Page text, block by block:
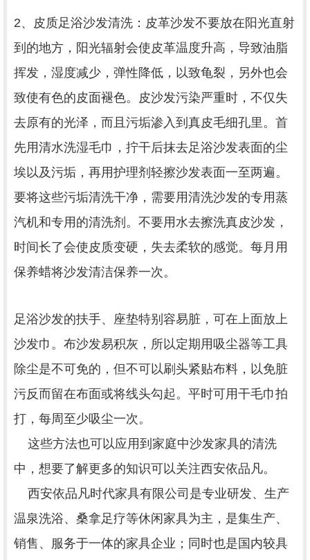
2、皮质足浴沙发清洗：皮革沙发不要放在阳光直射
到的地方，阳光辐射会使皮革温度升高，导致油脂
挥发，湿度减少，弹性降低，以致龟裂，另外也会
致使有色的皮面褪色。皮沙发污染严重时，不仅失
去原有的光泽，而且污垢渗入到真皮毛细孔里。首
先用清水洗湿毛巾，拧干后抹去足浴沙发表面的尘
埃以及污垢，再用护理剂轻擦沙发表面一至两遍。
要将这些污垢清洗干净，需要用清洗沙发的专用蒸
汽机和专用的清洗剂。不要用水去擦洗真皮沙发，
时间长了会使皮质变硬，失去柔软的感觉。每月用
保养蜡将沙发清洁保养一次。
足浴沙发的扶手、座垫特别容易脏，可在上面放上
沙发巾。布沙发易积灰，所以定期用吸尘器等工具
除尘是不可免的，但不可以刷头紧贴布料，以免脏
污反而留在布面或将线头勾起。平时可用干毛巾拍
打，每周至少吸尘一次。
这些方法也可以应用到家庭中沙发家具的清洗
中，想要了解更多的知识可以关注西安依品凡。
西安依品凡时代家具有限公司是专业研发、生产
温泉洗浴、桑拿足疗等休闲家具为主，是集生产、
销售、服务于一体的家具企业；同时也是国内较具